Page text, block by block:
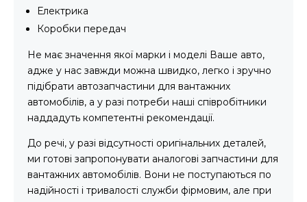
Електрика
Коробки передач
Не має значення якої марки і моделі Ваше авто,
адже у нас завжди можна швидко, легко і зручно
підібрати автозапчастини для вантажних
автомобілів, а у разі потреби наші співробітники
наддадуть компетентні рекомендації.
До речі, у разі відсутності оригінальних деталей,
ми готові запропонувати аналогові запчастини для
вантажних автомобілів. Вони не поступаються по
надійності і тривалості служби фірмовим, але при